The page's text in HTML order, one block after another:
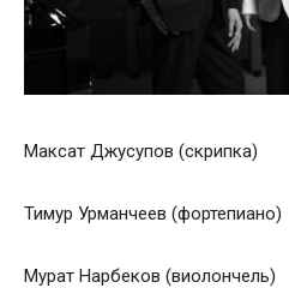
Максат Джусупов (скрипка)
Тимур Урманчеев (фортепиано)
Мурат Нарбеков (виолончель)